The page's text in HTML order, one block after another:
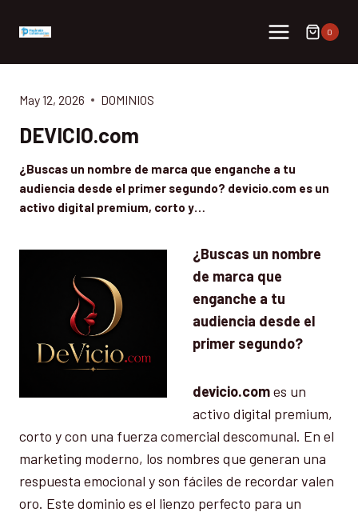
0
May 12, 2026 DOMINIOS
DEVICIO.com
¿Buscas un nombre de marca que enganche a tu
audiencia desde el primer segundo? devicio.com es un
activo digital premium, corto y…
¿Buscas un nombre
de marca que
enganche a tu
audiencia desde el
primer segundo?
devicio.comes un
activo digital premium,
corto y con una fuerza comercial descomunal. En el
marketing moderno, los nombres que generan una
respuesta emocional y son fáciles de recordar valen
oro. Este dominio es el lienzo perfecto para un